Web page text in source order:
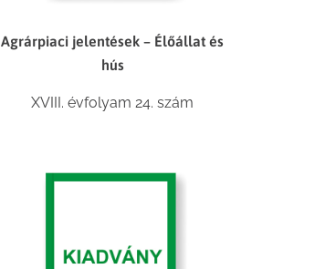
Agrárpiaci jelentések – Élőállat és
hús
XVIII. évfolyam 24. szám